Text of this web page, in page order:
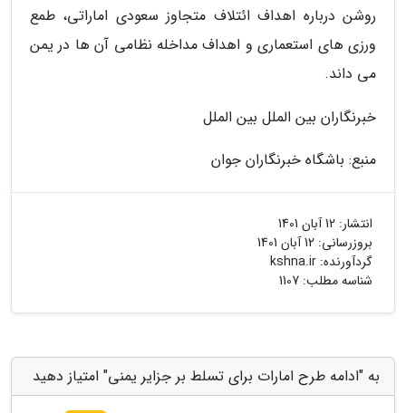
روشن درباره اهداف ائتلاف متجاوز سعودی اماراتی، طمع
ورزی های استعماری و اهداف مداخله نظامی آن ها در یمن
می داند.
خبرنگاران بین الملل بین الملل
منبع: باشگاه خبرنگاران جوان
انتشار: 12 آبان 1401
بروزرسانی: 12 آبان 1401
گردآورنده: kshna.ir
شناسه مطلب: 1107
به "ادامه طرح امارات برای تسلط بر جزایر یمنی" امتیاز دهید